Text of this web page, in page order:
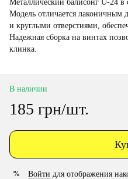
Металлический балисонг U-24 в
Модель отличается лаконичным
и круглыми отверстиями,
Надежная сборка на винтах
клинка.
В наличии
185 грн/шт.
% Войти для отображения